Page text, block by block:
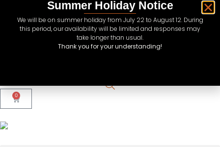
GBP
0
Summer Holiday Notice
We will be on summer holiday from July 22 to August 12. During
this period, our availability will be limited and responses may
take longer than usual.
Thank you for your understanding!